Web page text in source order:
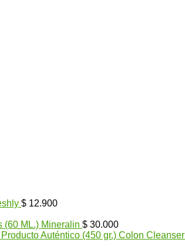
$ 12.900
(60 ML.) Mineralin $ 30.000
Auténtico (450 gr.) Colon Cleanser